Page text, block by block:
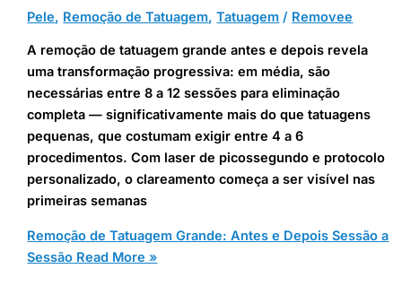
Pele, Remoção de Tatuagem,Tatuagem / Removee
A remoção de tatuagem grande antes e depois revela
uma transformação progressiva: em média, são
necessárias entre 8 a 12 sessões para eliminação
completa — significativamente mais do que tatuagens
pequenas, que costumam exigir entre 4 a 6
procedimentos. Com laser de picossegundo e protocolo
personalizado, o clareamento começa a ser visível nas
primeiras semanas
Remoção de Tatuagem Grande: Antes e Depois Sessão a
Sessão Read More »